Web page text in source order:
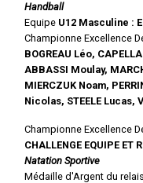
Handball
Equipe U12 Masculine :
Championne Excellence
BOGREAU Léo,
ABBASSI Moulay,
MIERCZUK Noam,
Nicolas, STEELE Lucas,
Championne Excellence
CHALLENGE EQUIPE ET
Natation Sportive
Médaille d'Argent du relais